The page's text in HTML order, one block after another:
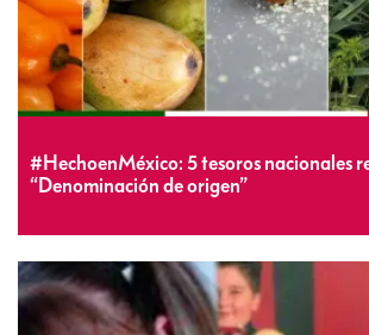
#HechoenMéxico: 5 tesoros nacionales
“Denominación de origen”